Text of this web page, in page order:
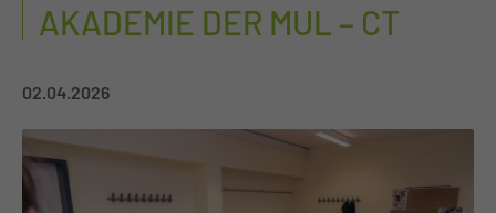
AKADEMIE DER MUL – CT
02.04.2026